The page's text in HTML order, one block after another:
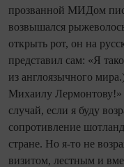
прозванной МИДом
возвышался
открыть рот, он на
представил сам: «Я
из англоязычного
Михаилу Лермонтову!»
случай, если я буду
сопротивление
стране. Но я-то не
визитом, лестным и